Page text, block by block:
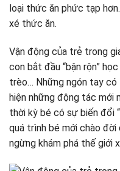
loại thức ăn phức tạp
xé thức ăn.
Vận động của trẻ trong
con bắt đầu “bận rộn”
trèo… Những ngón tay có
hiện những động tác mới
thời kỳ bé có sự biến đổi
quá trình bé mới chào
ngừng khám phá thế giới